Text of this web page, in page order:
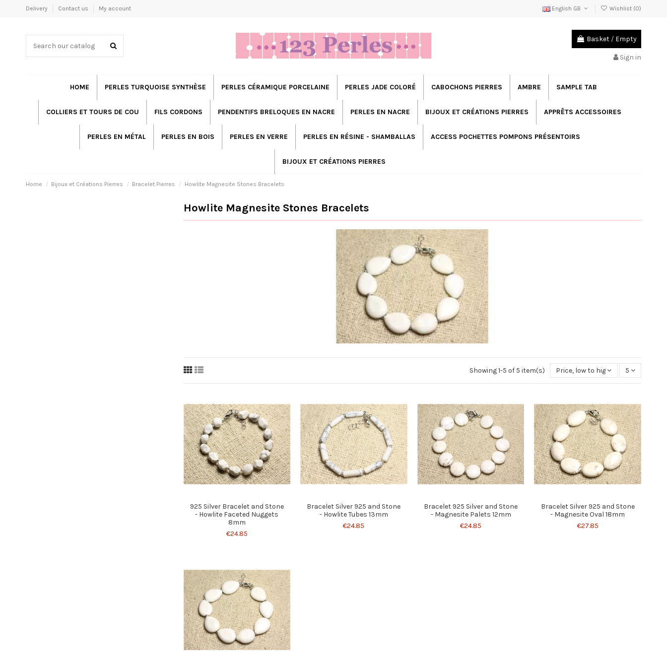
Delivery Contact us My account English GB Wishlist (0)
Basket / Empty
Sign in
HOME PERLES TURQUOISE SYNTHÈSE PERLES CÉRAMIQUE PORCELAINE PERLES JADE COLORÉ CABOCHONS PIERRES AMBRE SAMPLE TAB
COLLIERS ET TOURS DE COU FILS CORDONS PENDENTIFS BRELOQUES EN NACRE PERLES EN NACRE BIJOUX ET CRÉATIONS PIERRES APPRÊTS ACCESSOIRES
PERLES EN MÉTAL PERLES EN BOIS PERLES EN VERRE PERLES EN RÉSINE - SHAMBALLAS ACCESS POCHETTES POMPONS PRÉSENTOIRS
BIJOUX ET CRÉATIONS PIERRES
Home Bijoux et Créations Pierres Bracelet Pierres Howlite Magnesite Stones Bracelets
Howlite Magnesite Stones Bracelets
Showing 1-5 of 5 item(s) Price, low to high 5
925 Silver Bracelet and Stone
- Howlite Faceted Nuggets
8mm
€24.85
Bracelet Silver 925 and Stone
- Howlite Tubes 13mm
€24.85
Bracelet 925 Silver and Stone
- Magnesite Palets 12mm
€24.85
Bracelet Silver 925 and Stone
- Magnesite Oval 18mm
€27.85